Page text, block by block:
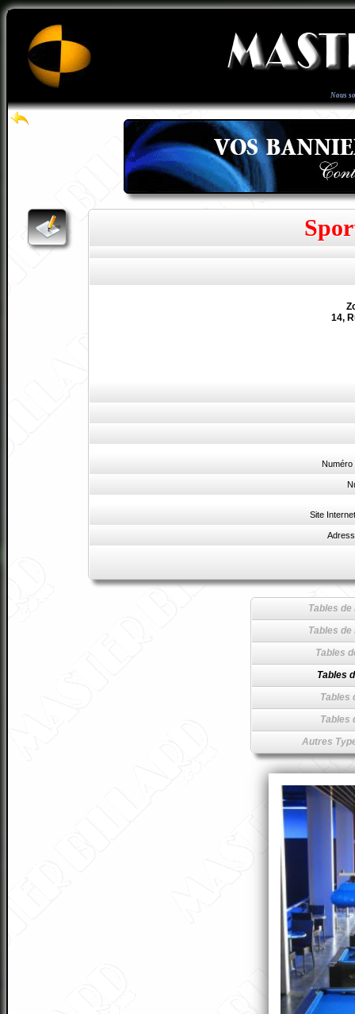
Nous
14,
Numéro
Site
Tables
Tables
Tables
Tables
Tables
Tables
Autres